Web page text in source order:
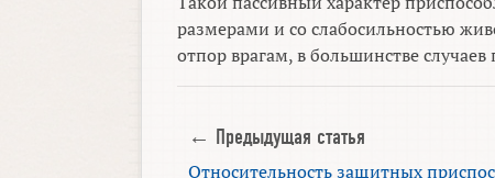
размерами и со слабосильностью
отпор врагам, в большинстве
← Предыдущая статья
Относительность защитных